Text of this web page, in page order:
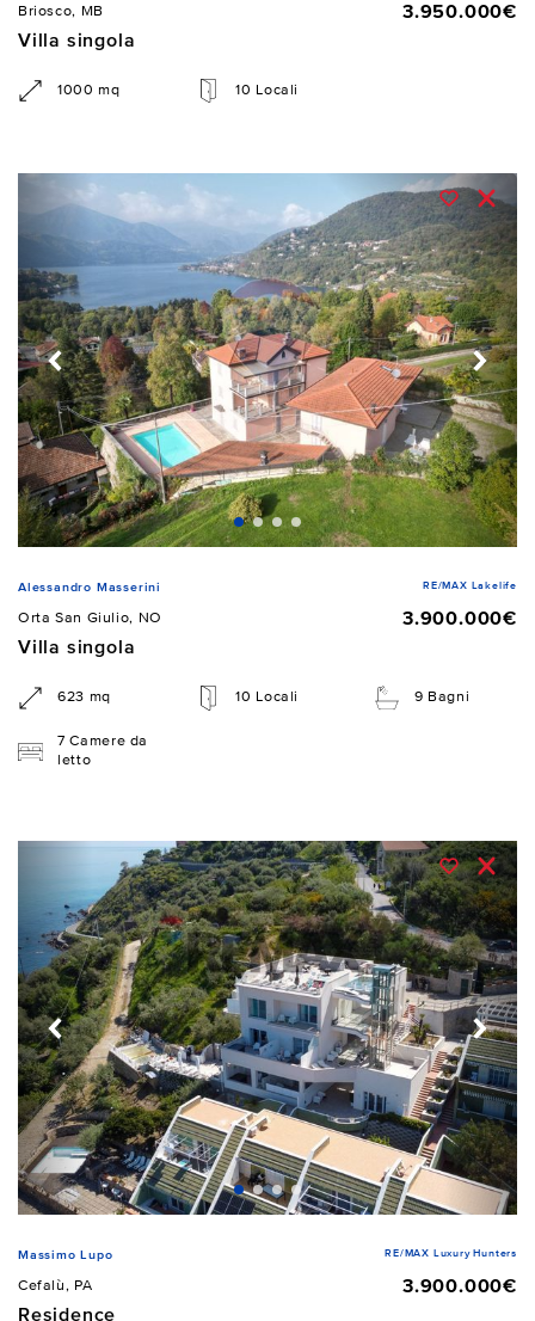
Briosco, MB
3.950.000€
Villa singola
1000 mq 10 Locali
Alessandro Masserini RE/MAX Lakelife
Orta San Giulio, NO
3.900.000€
Villa singola
623 mq 10 Locali 9 Bagni
7 Camere da
letto
Massimo Lupo RE/MAX Luxury Hunters
Cefalù, PA
3.900.000€
Residence